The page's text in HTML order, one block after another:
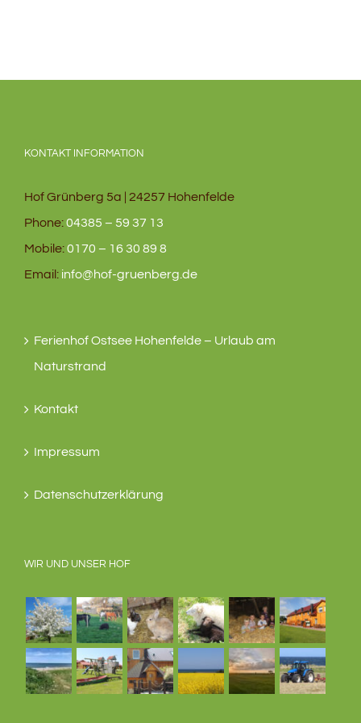
KONTAKT INFORMATION
Hof Grünberg 5a | 24257 Hohenfelde
Phone:04385 – 59 37 13
Mobile:0170 – 16 30 89 8
Email: info@hof-gruenberg.de
Ferienhof Ostsee Hohenfelde – Urlaub am
Naturstrand
Kontakt
Impressum
Datenschutzerklärung
WIR UND UNSER HOF